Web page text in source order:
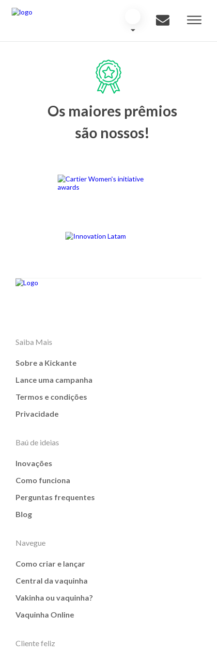
Os maiores prêmios
são nossos!
Saiba Mais
Sobre a Kickante
Lance uma campanha
Termos e condições
Privacidade
Baú de ideias
Inovações
Como funciona
Perguntas frequentes
Blog
Navegue
Como criar e lançar
Central da vaquinha
Vakinha ou vaquinha?
Vaquinha Online
Cliente feliz